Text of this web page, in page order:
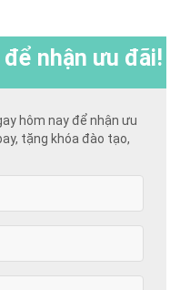
nhận ưu đãi!
hôm nay để nhận ưu
tặng khóa đào tạo,